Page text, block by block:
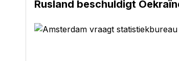
Rusland beschuldigt